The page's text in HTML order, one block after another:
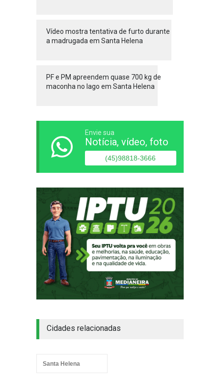
Vídeo mostra tentativa de furto durante
a madrugada em Santa Helena
PF e PM apreendem quase 700 kg de
maconha no lago em Santa Helena
Envie sua
Notícia, vídeo, foto
(45)98818-3666
Cidades relacionadas
Santa Helena